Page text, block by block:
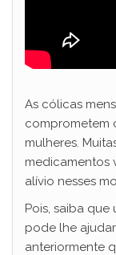
As cólicas
comprometem
mulheres.
medicamentos
alívio nesses
Pois, saiba
pode lhe
anteriormente